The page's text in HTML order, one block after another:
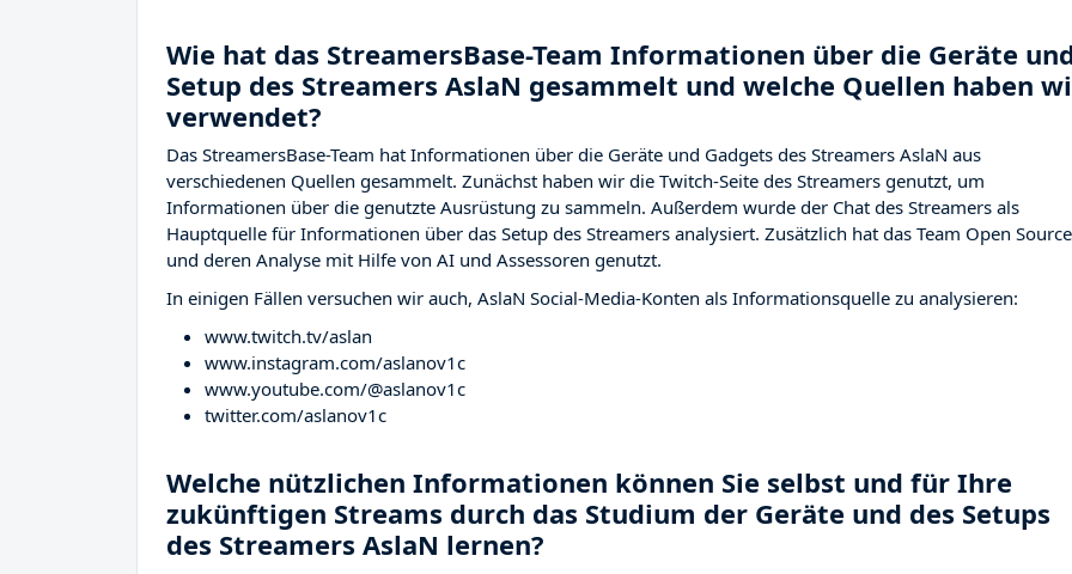
Wie hat das StreamersBase-Team Informationen über die Geräte
Setup des Streamers AslaN gesammelt und welche Quellen haben
verwendet?
Das StreamersBase-Team hat Informationen über die Geräte und Gadgets des Streamers AslaN aus
verschiedenen Quellen gesammelt. Zunächst haben wir die Twitch-Seite des Streamers genutzt, um
Informationen über die genutzte Ausrüstung zu sammeln. Außerdem wurde der Chat des Streamers als
Hauptquelle für Informationen über das Setup des Streamers analysiert. Zusätzlich hat das Team Open
und deren Analyse mit Hilfe von AI und Assessoren genutzt.
In einigen Fällen versuchen wir auch, AslaN Social-Media-Konten als Informationsquelle zu analysieren:
www.twitch.tv/aslan
www.instagram.com/aslanov1c
www.youtube.com/@aslanov1c
twitter.com/aslanov1c
Welche nützlichen Informationen können Sie selbst und für Ihre
zukünftigen Streams durch das Studium der Geräte und des Setups
des Streamers AslaN lernen?